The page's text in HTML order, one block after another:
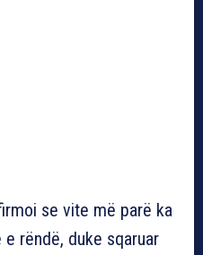
se vite më parë ka
rëndë, duke sqaruar